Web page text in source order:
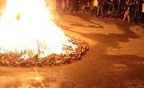
علت تنگی نفس و راه های